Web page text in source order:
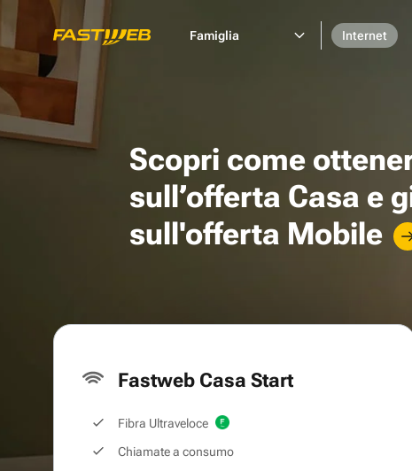
Famiglia Internet
Scopri come
sull’offerta Casa e
sull'offerta Mobile
Fastweb Casa Start
Fibra Ultraveloce
Chiamate a consumo